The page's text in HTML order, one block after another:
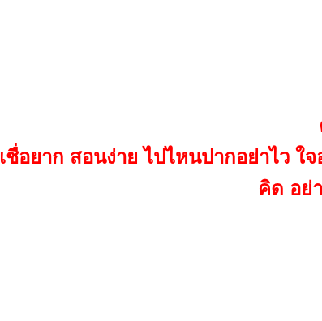
เชื่อยาก สอนง่าย ไปไหนปากอย่าไว ใจ
คิด อย่